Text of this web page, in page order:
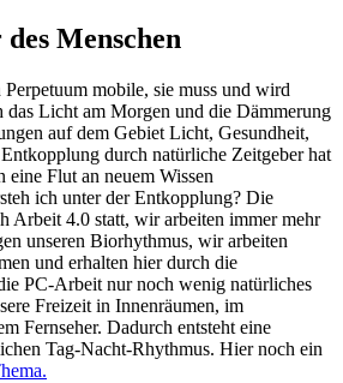
Menschen
mobile, sie muss und wird
das Licht am Morgen und die Dämmerung
auf dem Gebiet Licht, Gesundheit,
durch natürliche Zeitgeber hat
eine Flut an neuem Wissen
ich unter der Entkopplung? Die
Arbeit 4.0 statt, wir arbeiten immer mehr
unseren Biorhythmus, wir arbeiten
und erhalten hier durch die
PC-Arbeit nur noch wenig natürliches
Freizeit in Innenräumen, im
Fernseher. Dadurch entsteht eine
Tag-Nacht-Rhythmus. Hier noch ein